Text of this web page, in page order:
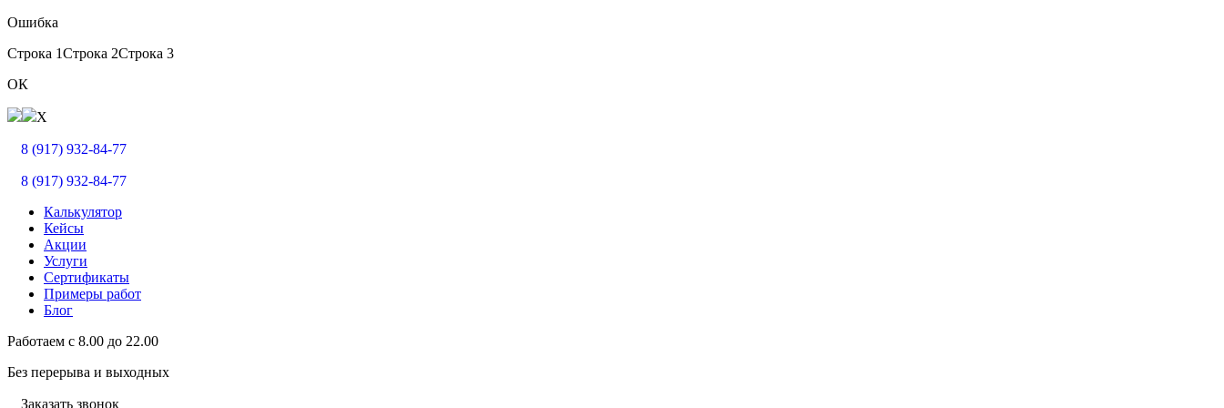
Ошибка
Строка 1Строка 2Строка 3
ОК
X
8 (917) 932-84-77
8 (917) 932-84-77
Калькулятор
Кейсы
Акции
Услуги
Сертификаты
Примеры работ
Блог
Работаем с 8.00 до 22.00
Без перерыва и выходных
Заказать звонок